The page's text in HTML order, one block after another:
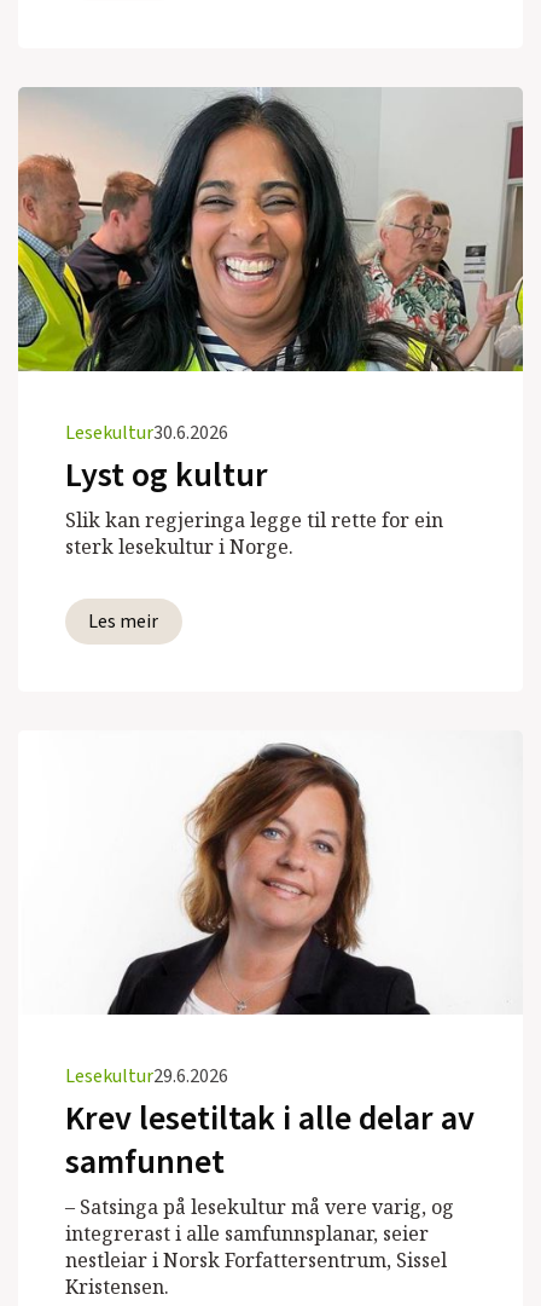
Lesekultur30.6.2026
Lyst og kultur
Slik kan regjeringa legge til rette for ein
sterk lesekultur i Norge.
Les meir
Lesekultur29.6.2026
Krev lesetiltak i alle delar av
samfunnet
– Satsinga på lesekultur må vere varig, og
integrerast i alle samfunnsplanar, seier
nestleiar i Norsk Forfattersentrum, Sissel
Kristensen.